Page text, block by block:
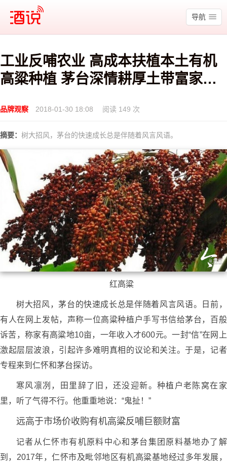
酒说
导航
工业反哺农业 高成本扶植本土有机
高粱种植 茅台深情耕厚土带富家乡
品牌观察 2018-01-30 18:08 阅读 149 次
摘要： 树大招风，茅台的快速成长总是伴随着风言风语。
红高粱
树大招风，茅台的快速成长总是伴随着风言风语。日前，
有人在网上发帖，声称一位高粱种植户手写书信给茅台，百般
诉苦，称家有高粱地10亩，一年收入才600元。一封“信”在网上
激起层层波浪，引起许多难明真相的议论和关注。于是，记者
专程来到仁怀和茅台探访。
寒风凛冽，田里辞了旧，还没迎新。种植户老陈窝在家
里，听了气得不行。他重重地说：“鬼扯！”
远高于市场价收购有机高粱反哺巨额财富
记者从仁怀市有机原料中心和茅台集团原料基地办了解
到，2017年，仁怀市及毗邻地区有机高粱基地经过多年发展，